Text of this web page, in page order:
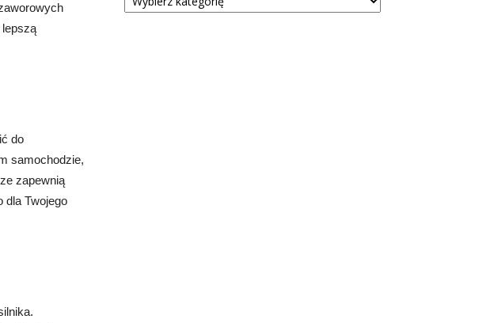
lepszą
do
samochodzie,
zapewnią
dla Twojego